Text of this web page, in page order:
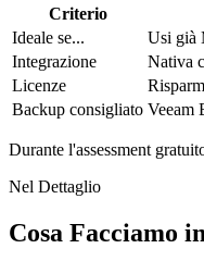
Criterio
Ideale se...
Usi già
Integrazione
Nativa
Licenze
Backup consigliato Veeam
Durante l'assessment
Nel Dettaglio
Cosa Facciamo